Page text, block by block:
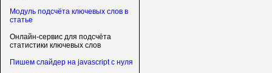
Модуль подсчёта ключевых слов в
статье
Онлайн-сервис для подсчёта
статистики ключевых слов
Пишем слайдер на javascript с нуля